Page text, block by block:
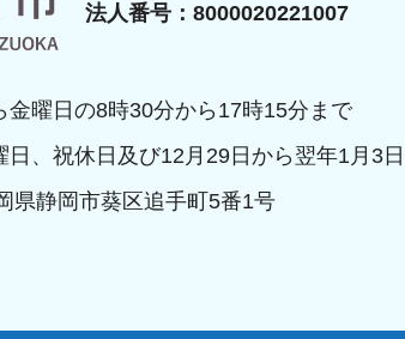
法人番号：8000020221007
金曜日の8時30分から17時15分まで
日、祝休日及び12月29日から翌年1月3日
静岡市葵区追手町5番1号